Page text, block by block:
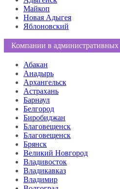
Майкоп
Новая Адыгея
Яблоновский
Компании в административных
Абакан
Анадырь
Архангельск
Астрахань
Барнаул
Белгород
Биробиджан
Благовещенск
Благовещенск
Брянск
Великий Новгород
Владивосток
Владикавказ
Владимир